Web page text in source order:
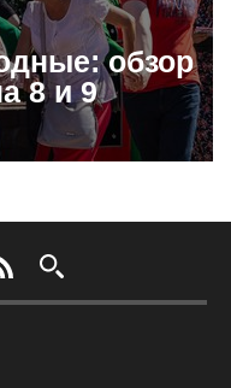
обзор
8 и 9